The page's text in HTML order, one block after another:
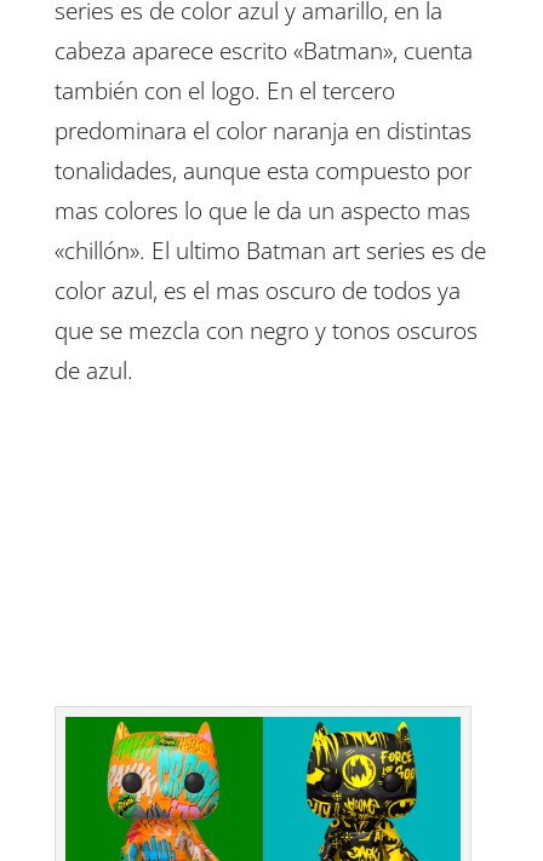
series es de color azul y amarillo, en la
cabeza aparece escrito «Batman», cuenta
también con el logo. En el tercero
predominara el color naranja en distintas
tonalidades, aunque esta compuesto por
mas colores lo que le da un aspecto mas
«chillón». El ultimo Batman art series es de
color azul, es el mas oscuro de todos ya
que se mezcla con negro y tonos oscuros
de azul.